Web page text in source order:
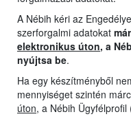
A Nébih kéri az
szerforgalmi adatokat
elektronikus úton, a
nyújtsa be.
Ha egy készítményből
mennyiséget szintén
úton, a Nébih